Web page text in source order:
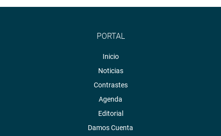
PORTAL
Inicio
Noticias
Contrastes
Agenda
Editorial
Damos Cuenta